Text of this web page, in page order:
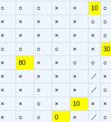
○ ○ ○ × × 10 ○
× × × × × ○ ○
× × × × × × ○
○ ○ ○ ○ × × 30
× 80 × × ○ ○ ○
× × × × × ／ ×
× × ○ × × ／ ○
× × ○ × 10 × ×
× ○ ○ 0 × ／ ○